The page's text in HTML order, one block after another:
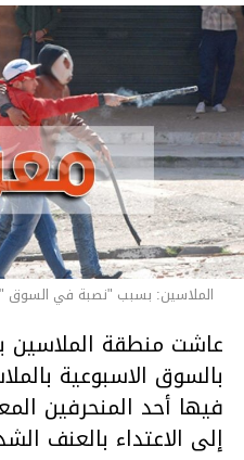
الملاسين: بسبب "نصبة في
عاشت منطقة
بالسوق الاسبوعية
فيها أحد المنحرفين
إلى الاعتداء بالعنف